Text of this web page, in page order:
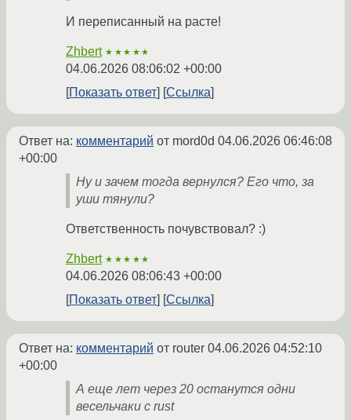
И переписанный на расте!
Zhbert ★★★★★
04.06.2026 08:06:02 +00:00
Показать ответ
Ссылка
Ответ на: комментарий от mord0d 04.06.2026 06:46:08
+00:00
Ну и зачем тогда вернулся? Его что, за
уши тянули?
Ответственность почувствовал? :)
Zhbert ★★★★★
04.06.2026 08:06:43 +00:00
Показать ответ
Ссылка
Ответ на: комментарий от router 04.06.2026 04:52:10
+00:00
А еще лет через 20 останутся одни
весельчаки с rust